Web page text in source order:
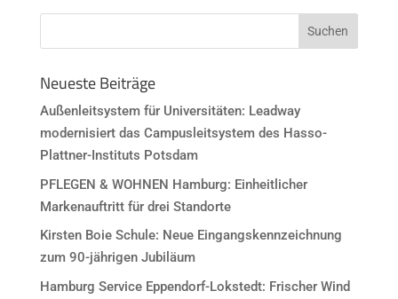
Neueste Beiträge
Außenleitsystem für Universitäten: Leadway
modernisiert das Campusleitsystem des Hasso-
Plattner-Instituts Potsdam
PFLEGEN & WOHNEN Hamburg: Einheitlicher
Markenauftritt für drei Standorte
Kirsten Boie Schule: Neue Eingangskennzeichnung
zum 90-jährigen Jubiläum
Hamburg Service Eppendorf-Lokstedt: Frischer Wind